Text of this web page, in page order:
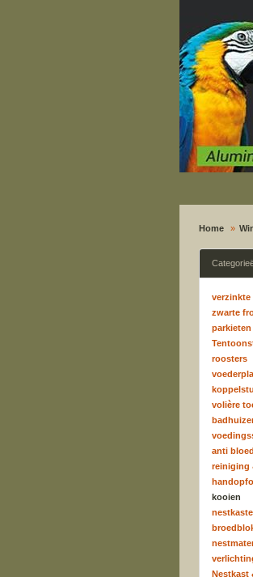
Home
verzinkte
zwarte
roosters
volière
anti
reiniging
kooien
Nestkast